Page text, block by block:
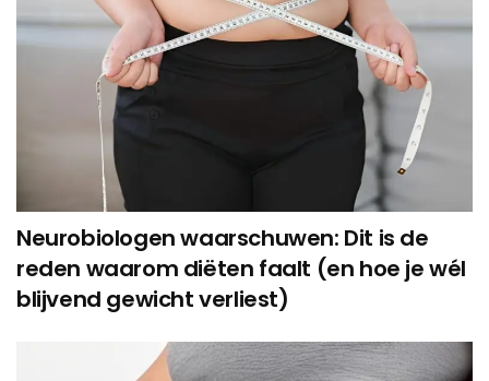
Neurobiologen waarschuwen: Dit is de
reden waarom diëten faalt (en hoe je wél
blijvend gewicht verliest)